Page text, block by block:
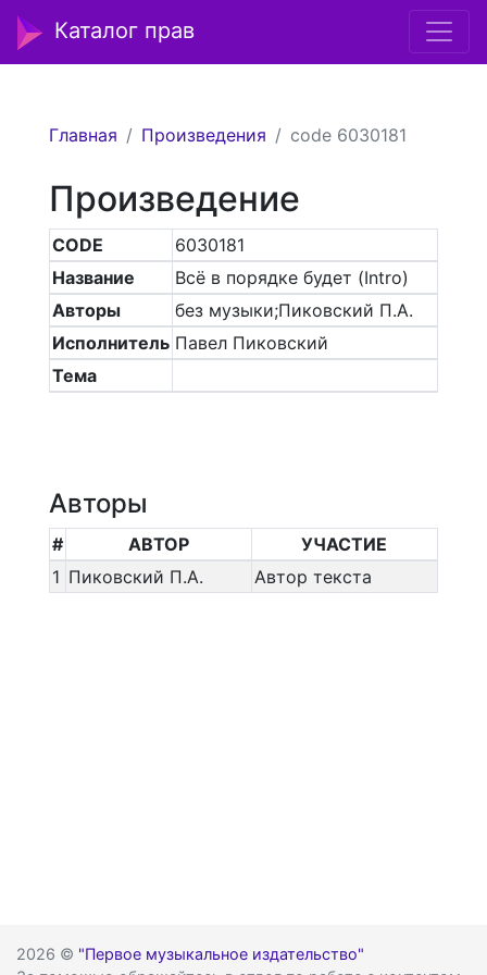
Каталог прав
Главная Произведения code 6030181
Произведение
CODE
6030181
Название
Всё в порядке будет (Intro)
Авторы
без музыки;Пиковский П.А.
Исполнитель Павел Пиковский
Тема
Авторы
# АВТОР
УЧАСТИЕ
1 Пиковский П.А. Автор текста
2026 © "Первое музыкальное издательство"